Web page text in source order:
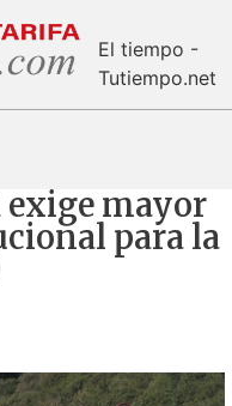
El tiempo -
Tutiempo.net
exige mayor
para la